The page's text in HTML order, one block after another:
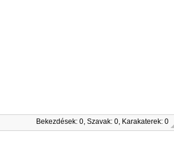
Bekezdések: 0, Szavak: 0, Karakaterek: 0